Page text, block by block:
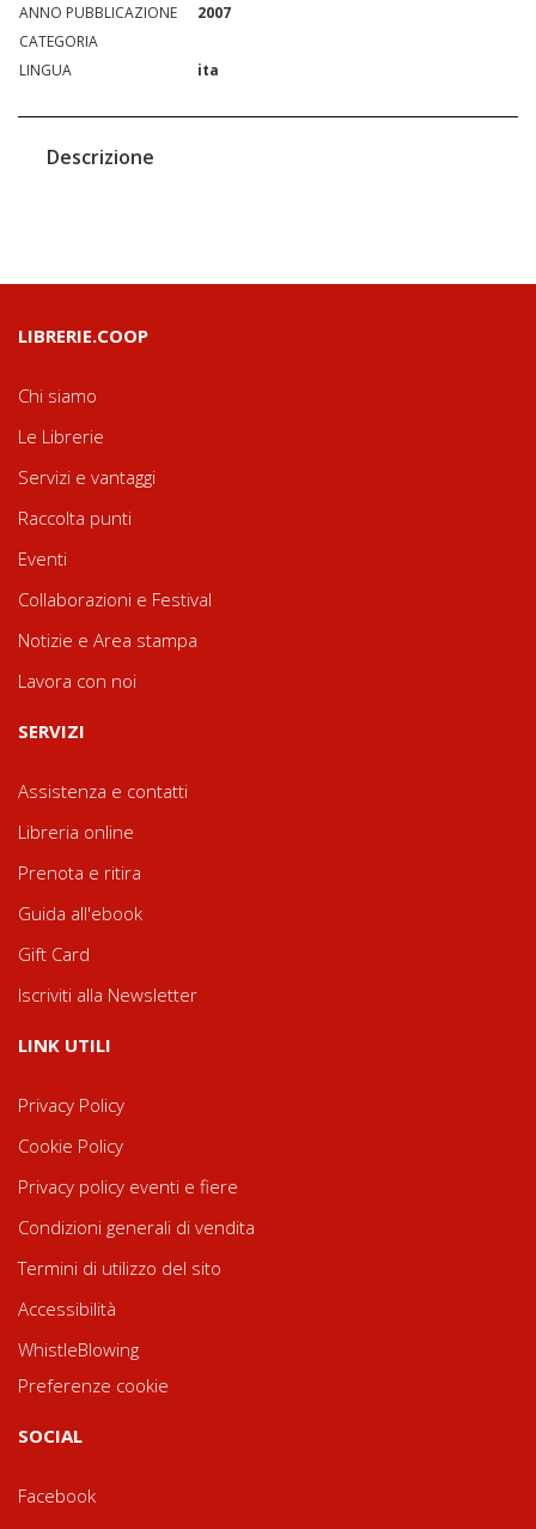
ANNO PUBBLICAZIONE
2007
CATEGORIA
LINGUA
ita
Descrizione
LIBRERIE.COOP
Chi siamo
Le Librerie
Servizi e vantaggi
Raccolta punti
Eventi
Collaborazioni e Festival
Notizie e Area stampa
Lavora con noi
SERVIZI
Assistenza e contatti
Libreria online
Prenota e ritira
Guida all'ebook
Gift Card
Iscriviti alla Newsletter
LINK UTILI
Privacy Policy
Cookie Policy
Privacy policy eventi e fiere
Condizioni generali di vendita
Termini di utilizzo del sito
Accessibilità
WhistleBlowing
Preferenze cookie
SOCIAL
Facebook